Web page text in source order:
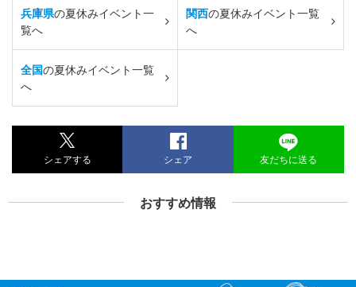
兵庫県の夏休みイベント一
覧へ
関西の夏休みイベント一覧
へ
全国の夏休みイベント一覧
へ
シェアする シェア 友だちに送る
おすすめ情報